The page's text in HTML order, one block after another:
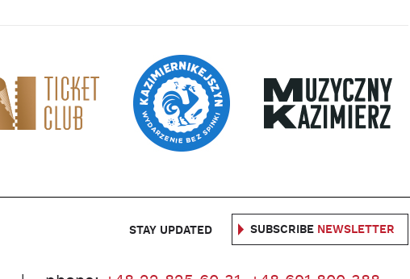
STAY UPDATED SUBSCRIBE NEWSLETTER